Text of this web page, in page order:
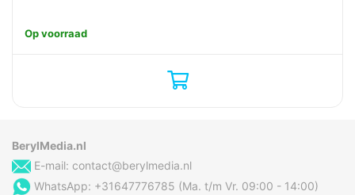
Op voorraad
BerylMedia.nl
E-mail: contact@berylmedia.nl
WhatsApp: +31647776785 (Ma. t/m Vr. 09:00 - 14:00)